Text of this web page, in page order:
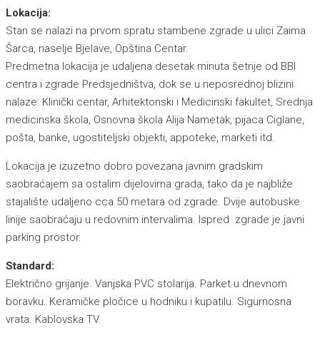
Lokacija:
Stan se nalazi na prvom spratu stambene zgrade u ulici Zaima
Šarca, naselje Bjelave, Opština Centar.
Predmetna lokacija je udaljena desetak minuta šetnje od BBI
centra i zgrade Predsjedništva, dok se u neposrednoj blizini
nalaze: Klinički centar, Arhitektonski i Medicinski fakultet, Srednja
medicinska škola, Osnovna škola Alija Nametak, pijaca Ciglane,
pošta, banke, ugostiteljski objekti, appoteke, marketi itd.
Lokacija je izuzetno dobro povezana javnim gradskim
saobraćajem sa ostalim dijelovima grada, tako da je najbliže
stajalište udaljeno cca 50 metara od zgrade. Dvije autobuske
linije saobraćaju u redovnim intervalima. Ispred zgrade je javni
parking prostor.
Standard:
Električno grijanje. Vanjska PVC stolarija. Parket u dnevnom
boravku. Keramičke pločice u hodniku i kupatilu. Sigurnosna
vrata. Kablovska TV.